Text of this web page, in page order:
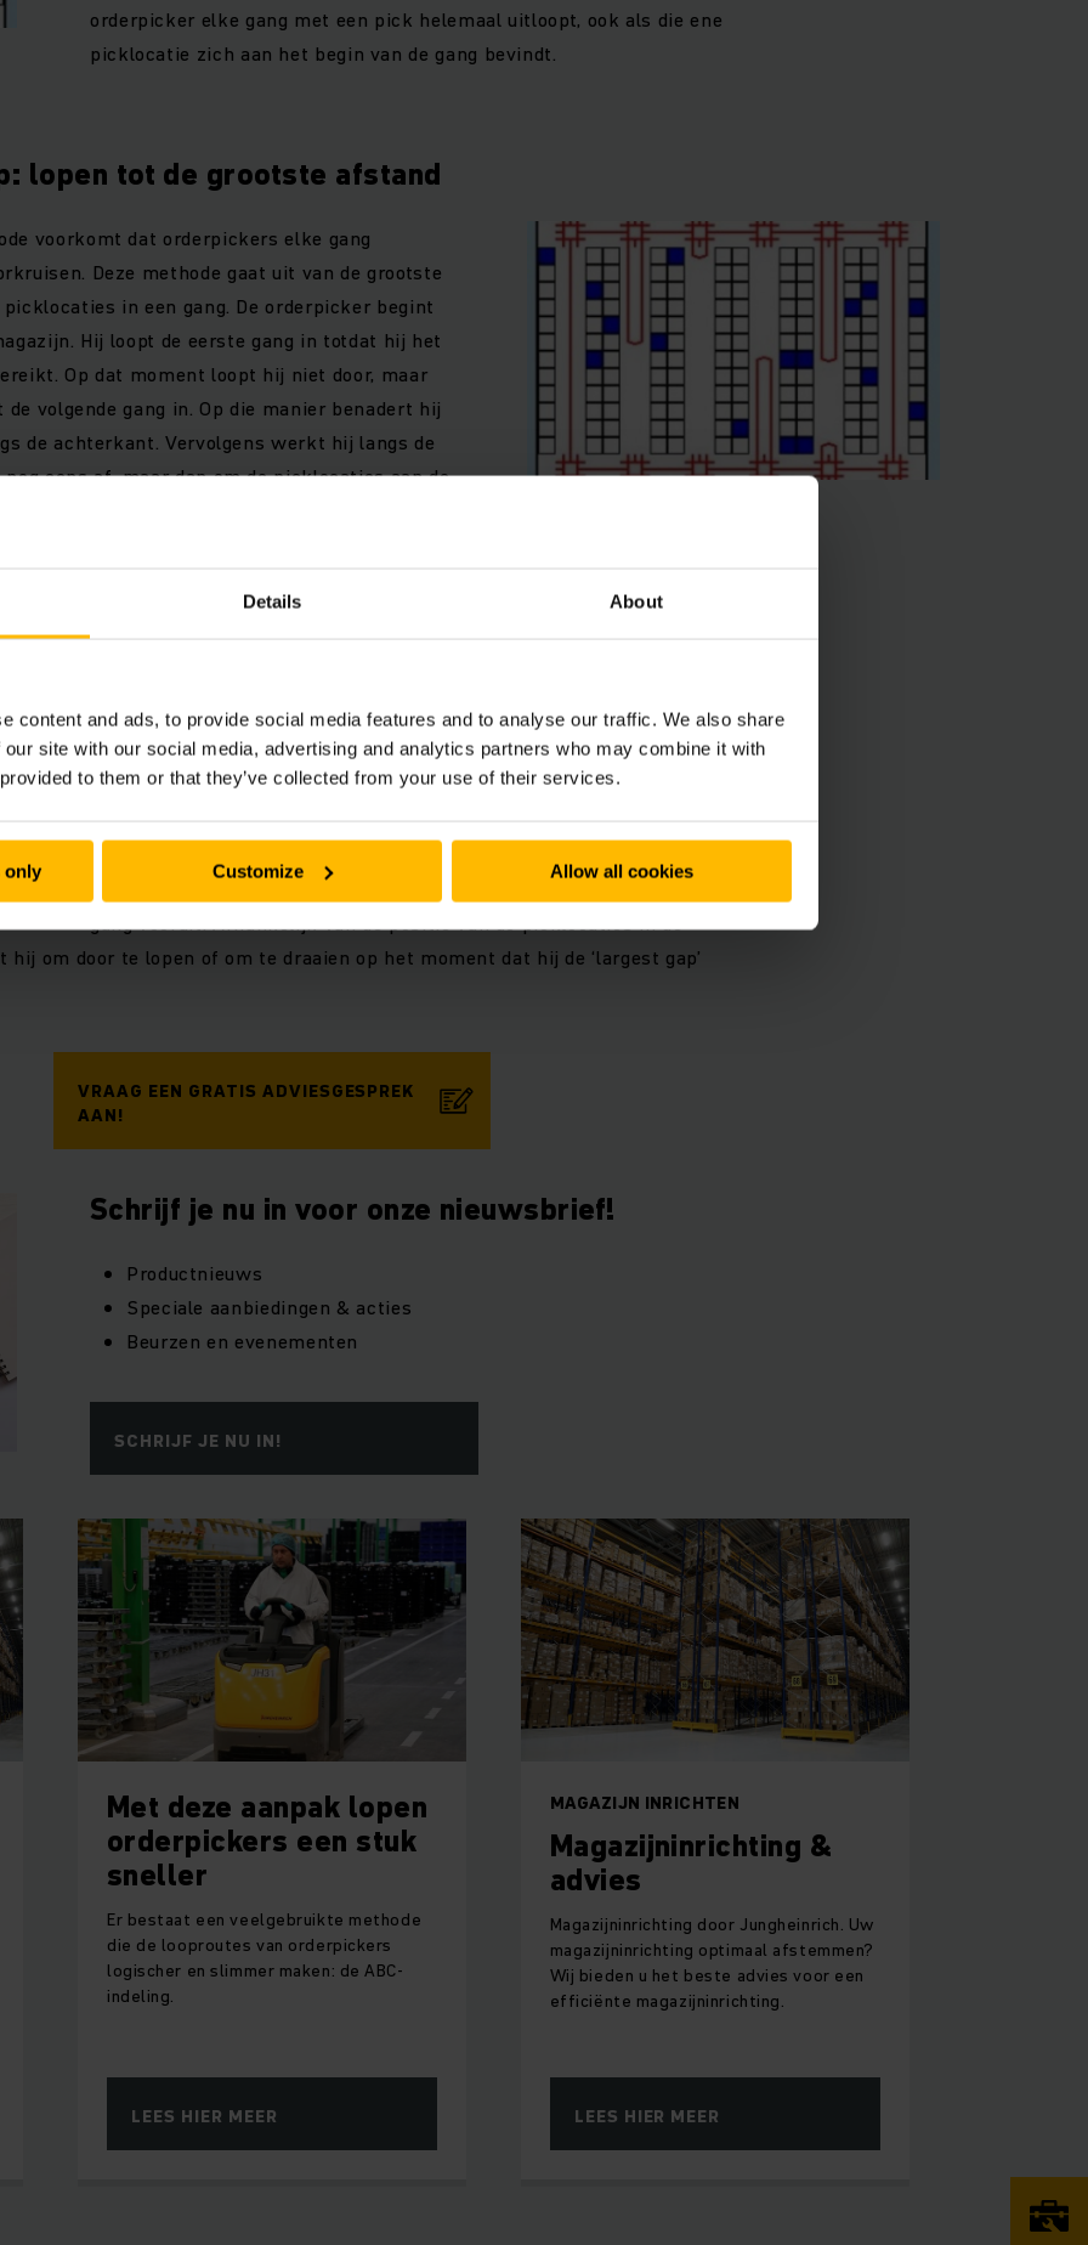
Details About
content and ads, to provide social media features and to analyse our traffic. We also share
site with our social media, advertising and analytics partners who may combine it with
to them or that they’ve collected from your use of their services.
only Customize Allow all cookies
orderpicker elke gang met een pick helemaal uitloopt, ook als die ene
picklocatie zich aan het begin van de gang bevindt.
lopen tot de grootste afstand
voorkomt dat orderpickers elke gang
Deze methode gaat uit van de grootste
in een gang. De orderpicker begint
Hij loopt de eerste gang in totdat hij het
Op dat moment loopt hij niet door, maar
volgende gang in. Op die manier benadert hij
de achterkant. Vervolgens werkt hij langs de
eens af, maar dan om de picklocaties aan de
gat te bezoeken.
dat die picklocatie zich wel helemaal aan de andere kant bevindt. Dan
kan het handiger zijn om niet bij het grootste gat om te draaien, maar
door te lopen naar het eind. Dat is immers de kortste weg naar de
picklocatie in de volgende gang. De ‘combined’ strategie maakt
orderpicker begint met de S-shape strategie, maar kijkt telkens een
gang vooruit. Afhankelijk van de positie van de picklocaties in de
hij om door te lopen of om te draaien op het moment dat hij de ‘largest gap’
VRAAG EEN GRATIS ADVIESGESPREK
AAN!
Schrijf je nu in voor onze nieuwsbrief!
Productnieuws
Speciale aanbiedingen & acties
Beurzen en evenementen
SCHRIJF JE NU IN!
Met deze aanpak lopen
orderpickers een stuk
sneller
Er bestaat een veelgebruikte methode
die de looproutes van orderpickers
logischer en slimmer maken: de ABC-
indeling.
LEES HIER MEER
MAGAZIJN INRICHTEN
Magazijninrichting &
advies
Magazijninrichting door Jungheinrich. Uw
magazijninrichting optimaal afstemmen?
Wij bieden u het beste advies voor een
efficiënte magazijninrichting.
LEES HIER MEER